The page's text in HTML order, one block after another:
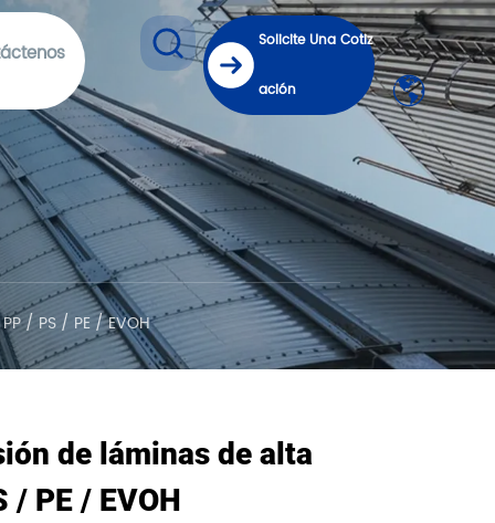
Solicite Una Cotiz
ación
/ PS / PE / EVOH
de láminas de alta
/ PE / EVOH